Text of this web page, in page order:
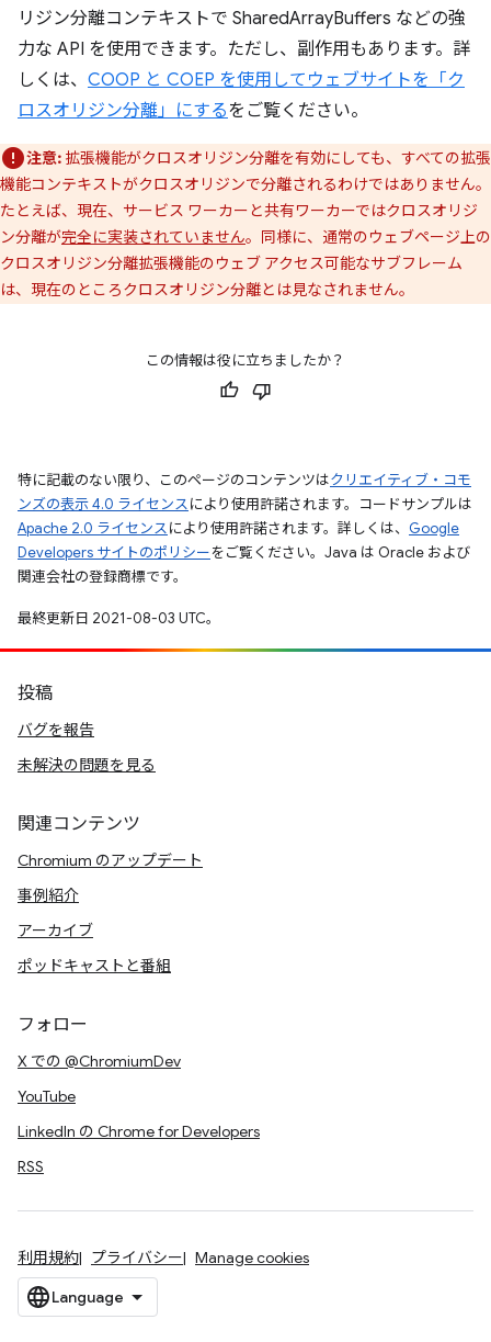
リジン分離コンテキストで SharedArrayBuffers などの強
力な API を使用できます。ただし、副作用もあります。詳
しくは、 COOP と COEP を使用してウェブサイトを「ク
ロスオリジン分離」にするをご覧ください。
注意: 拡張機能がクロスオリジン分離を有効にしても、すべての拡張
機能コンテキストがクロスオリジンで分離されるわけではありません。
たとえば、現在、サービス ワーカーと共有ワーカーではクロスオリジ
ン分離が完全に実装されていません。同様に、通常のウェブページ上の
クロスオリジン分離拡張機能のウェブ アクセス可能なサブフレーム
は、現在のところクロスオリジン分離とは見なされません。
この情報は役に立ちましたか？
特に記載のない限り、このページのコンテンツはクリエイティブ・コモ
ンズの表示 4.0 ライセンスにより使用許諾されます。コードサンプルは
Apache 2.0 ライセンスにより使用許諾されます。詳しくは、 Google
Developers サイトのポリシーをご覧ください。Java は Oracle および
関連会社の登録商標です。
最終更新日 2021-08-03 UTC。
投稿
バグを報告
未解決の問題を見る
関連コンテンツ
Chromium のアップデート
事例紹介
アーカイブ
ポッドキャストと番組
フォロー
X での @ChromiumDev
YouTube
LinkedIn の Chrome for Developers
RSS
利用規約 プライバシー Manage cookies